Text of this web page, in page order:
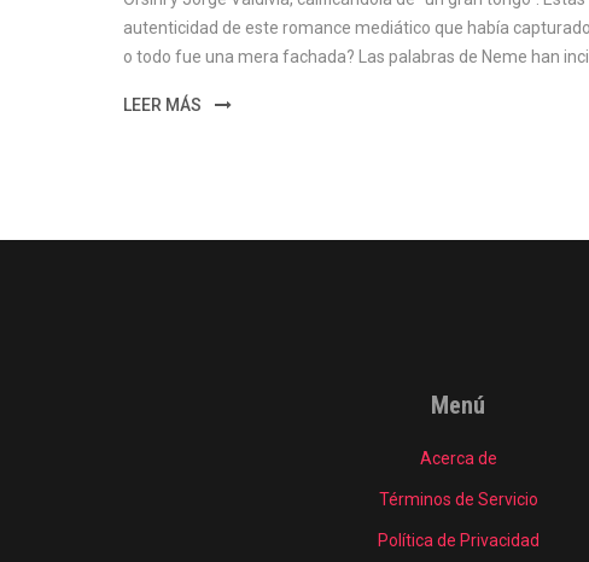
autenticidad de este romance mediático que había
o todo fue una mera fachada? Las palabras de Neme han
LEER MÁS
Menú
Acerca de
Términos de Servicio
Política de Privacidad